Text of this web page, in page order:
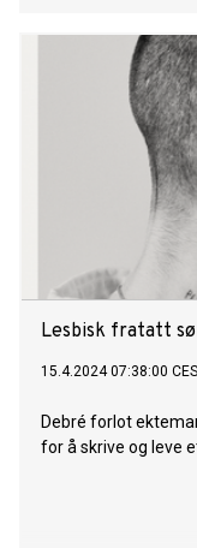
Lesbisk fratatt
15.4.2024 07:38:00
Debré forlot
for å skrive og leve